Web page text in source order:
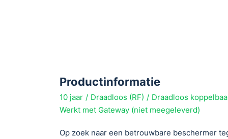
Productinformatie
10 jaar Draadloos (RF)
Draadloos
Werkt met Gateway (niet meegeleverd)
Op zoek naar een betrouwbare beschermer